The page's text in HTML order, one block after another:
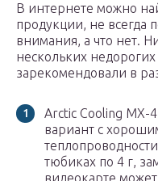
В интернете можно
продукции, не всегда
внимания, а что нет.
нескольких
зарекомендовали в
Arctic Cooling MX-
вариант с
тюбиках по 4 г,
видеокарте